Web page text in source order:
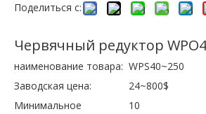
Поделиться с:
Червячный редуктор
наименование товара: WPS40~250
Заводская цена:
24~800$
Минимальное
10